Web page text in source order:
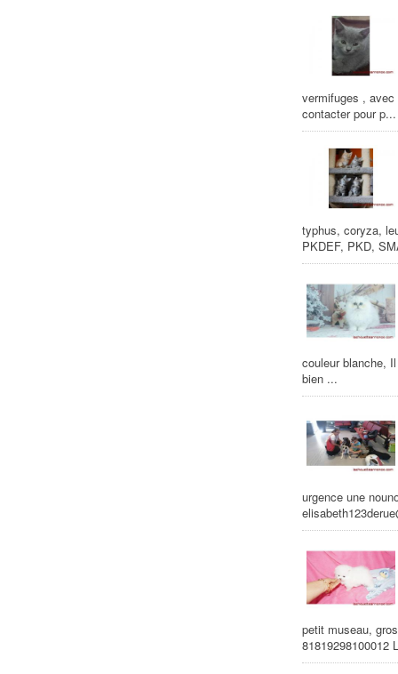
vermifuges ,
contacter pour p...
typhus, coryza,
PKDEF, PKD,
couleur blanche,
bien ...
urgence une
petit museau,
81819298100012